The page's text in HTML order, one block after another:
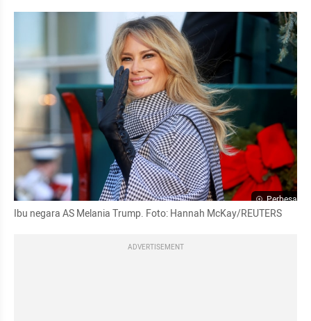
Perbesar
Ibu negara AS Melania Trump. Foto: Hannah McKay/REUTERS
ADVERTISEMENT